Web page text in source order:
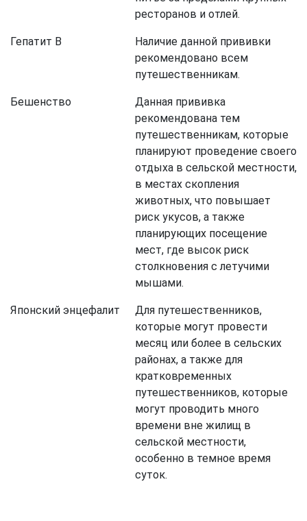
ресторанов и отлей.
Гепатит В
Наличие данной прививки
рекомендовано всем
путешественникам.
Бешенство
Данная прививка
рекомендована тем
путешественникам, которые
планируют проведение своего
отдыха в сельской местности,
в местах скопления
животных, что повышает
риск укусов, а также
планирующих посещение
мест, где высок риск
столкновения с летучими
мышами.
Японский энцефалит
Для путешественников,
которые могут провести
месяц или более в сельских
районах, а также для
кратковременных
путешественников, которые
могут проводить много
времени вне жилищ в
сельской местности,
особенно в темное время
суток.